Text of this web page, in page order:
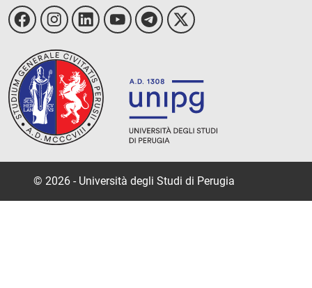
© 2026 - Università degli Studi di Perugia